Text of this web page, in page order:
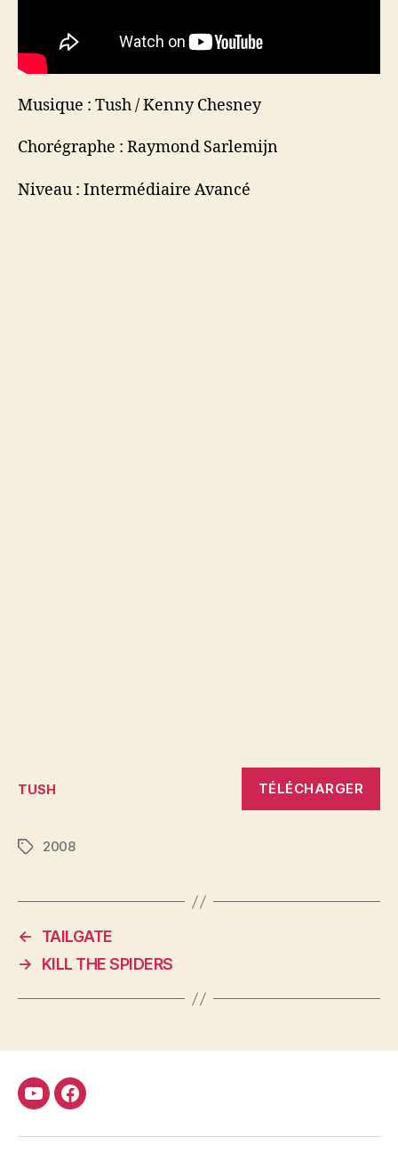
Musique : Tush / Kenny Chesney
Chorégraphe : Raymond Sarlemijn
Niveau : Intermédiaire Avancé
TUSH TÉLÉCHARGER
Étiquettes
2008
←
TAILGATE
→
KILL THE SPIDERS
YoutubeFacebook